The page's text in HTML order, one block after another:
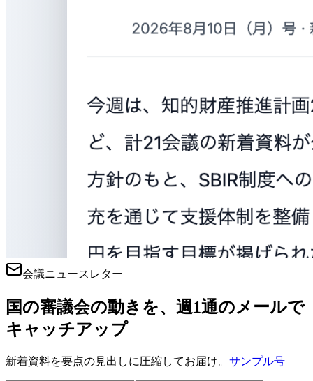
会議ニュースレター
国の審議会の動きを、週1通のメールで
キャッチアップ
新着資料を要点の見出しに圧縮してお届け。 サンプル号